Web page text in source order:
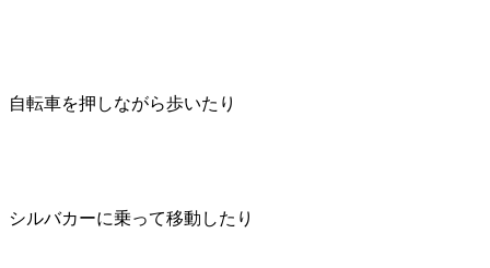
自転車を押しながら歩いたり
シルバカーに乗って移動したり